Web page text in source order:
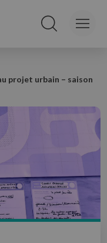
projet urbain – saison